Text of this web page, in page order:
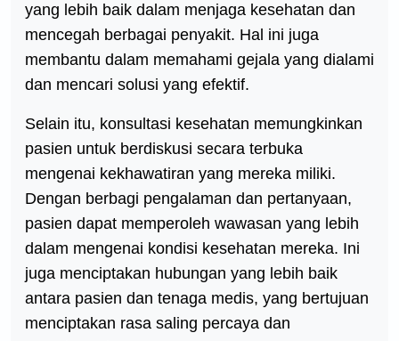
yang lebih baik dalam menjaga kesehatan dan
mencegah berbagai penyakit. Hal ini juga
membantu dalam memahami gejala yang dialami
dan mencari solusi yang efektif.
Selain itu, konsultasi kesehatan memungkinkan
pasien untuk berdiskusi secara terbuka
mengenai kekhawatiran yang mereka miliki.
Dengan berbagi pengalaman dan pertanyaan,
pasien dapat memperoleh wawasan yang lebih
dalam mengenai kondisi kesehatan mereka. Ini
juga menciptakan hubungan yang lebih baik
antara pasien dan tenaga medis, yang bertujuan
menciptakan rasa saling percaya dan